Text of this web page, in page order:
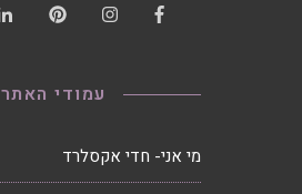
עמודי האתר
מי אני- חדי אקסלרד